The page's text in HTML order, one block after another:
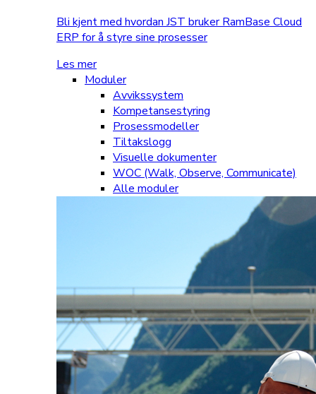
Bli kjent med hvordan JST bruker RamBase Cloud
ERP for å styre sine prosesser
Les mer
Moduler
Avvikssystem
Kompetansestyring
Prosessmodeller
Tiltakslogg
Visuelle dokumenter
WOC (Walk, Observe, Communicate)
Alle moduler